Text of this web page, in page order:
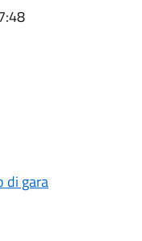
di gara